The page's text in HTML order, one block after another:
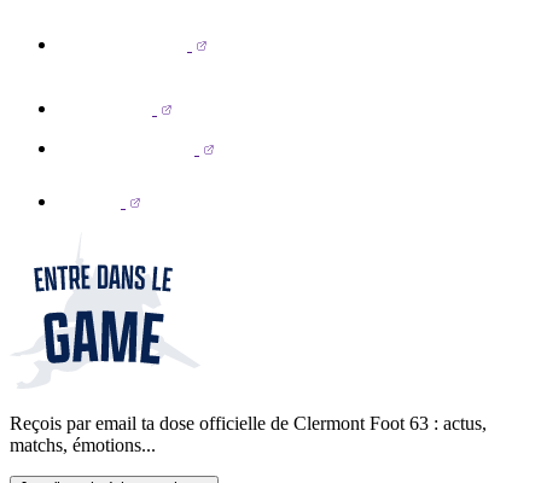
Reçois par email ta dose officielle de Clermont Foot 63 : actus,
matchs, émotions...